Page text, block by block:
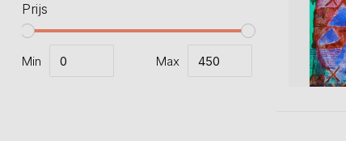
Prijs
Min Max